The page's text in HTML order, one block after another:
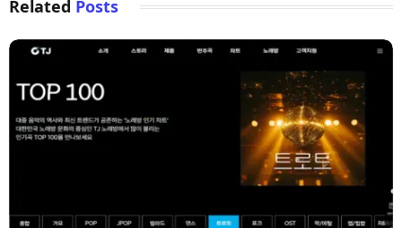
Related Posts